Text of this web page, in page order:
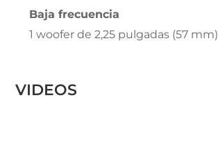
Baja frecuencia
1 woofer de 2,25 pulgadas (57 mm)
VIDEOS